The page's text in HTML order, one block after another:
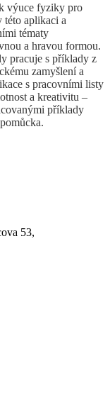
výuce fyziky pro
této aplikaci a
tématy
a hravou formou.
pracuje s příklady z
zamyšlení a
s pracovními listy
a kreativitu –
příklady
53,